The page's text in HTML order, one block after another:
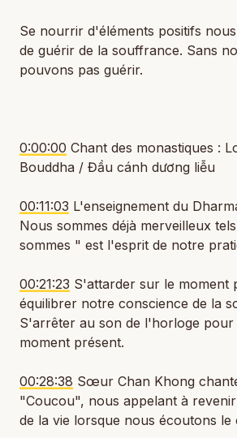
Se nourrir d'éléments positifs
de guérir de la souffrance. Sans
pouvons pas guérir.
0:00:00 Chant des monastiques :
Bouddha / Đầu cánh dương liễu
00:11:03 L'enseignement du
Nous sommes déjà merveilleux
sommes " est l'esprit de notre
00:21:23 S'attarder sur le moment
équilibrer notre conscience de la
S'arrêter au son de l'horloge
moment présent.
00:28:38 Sœur Chan Khong
"Coucou", nous appelant à
de la vie lorsque nous écoutons